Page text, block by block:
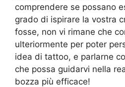
comprendere se possano
grado di ispirare la vostra
fosse, non vi rimane che
ulteriormente per poter
idea di tattoo, e parlarne
che possa guidarvi nella
bozza più efficace!